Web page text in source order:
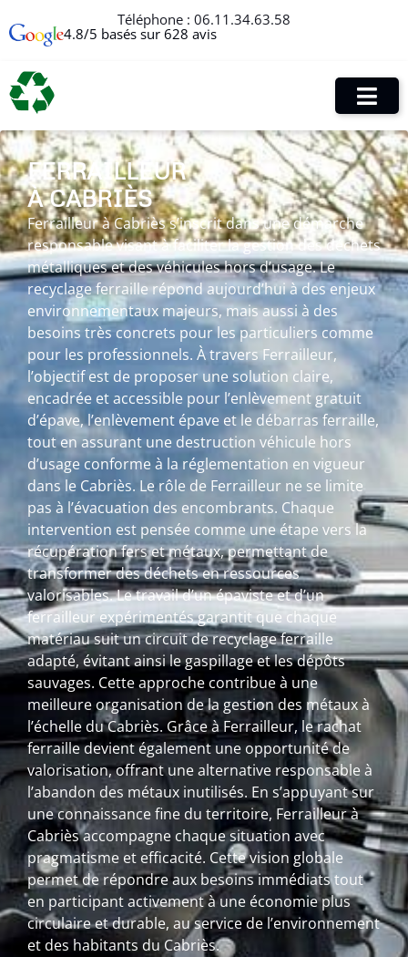
Téléphone : 06.11.34.63.58
4.8/5 basés sur 628 avis
FERRAILLEUR
À CABRIÈS
Ferrailleur à Cabriès s’inscrit dans une démarche
responsable visant à faciliter la gestion des déchets
métalliques et des véhicules hors d’usage. Le
recyclage ferraille répond aujourd’hui à des enjeux
environnementaux majeurs, mais aussi à des
besoins très concrets pour les particuliers comme
pour les professionnels. À travers Ferrailleur,
l’objectif est de proposer une solution claire,
encadrée et accessible pour l’enlèvement gratuit
d’épave, l’enlèvement épave et le débarras ferraille,
tout en assurant une destruction véhicule hors
d’usage conforme à la réglementation en vigueur
dans le Cabriès. Le rôle de Ferrailleur ne se limite
pas à l’évacuation des encombrants. Chaque
intervention est pensée comme une étape vers la
récupération fers et métaux, permettant de
transformer des déchets en ressources
valorisables. Le travail d’un épaviste et d’un
ferrailleur expérimentés garantit que chaque
matériau suit un circuit de recyclage ferraille
adapté, évitant ainsi le gaspillage et les dépôts
sauvages. Cette approche contribue à une
meilleure organisation de la gestion des métaux à
l’échelle du Cabriès. Grâce à Ferrailleur, le rachat
ferraille devient également une opportunité de
valorisation, offrant une alternative responsable à
l’abandon des métaux inutilisés. En s’appuyant sur
une connaissance fine du territoire, Ferrailleur à
Cabriès accompagne chaque situation avec
pragmatisme et efficacité. Cette vision globale
permet de répondre aux besoins immédiats tout
en participant activement à une économie plus
circulaire et durable, au service de l’environnement
et des habitants du Cabriès.